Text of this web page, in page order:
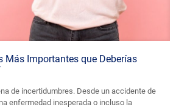
Más Importantes que Deberías
de incertidumbres. Desde un accidente de
enfermedad inesperada o incluso la